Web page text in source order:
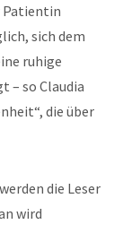
Patientin
sich dem
ruhige
– so Claudia
die über
die Leser
wird